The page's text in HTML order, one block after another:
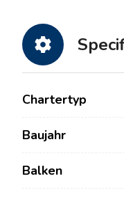
Chartertyp
Baujahr
Balken